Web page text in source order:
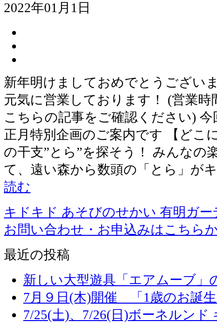
2022年01月1日
新年明けましておめでとうござい
元気に営業しております！ (営業
こちらの記事をご確認ください)
正月特別企画のご案内です 【どこ
の干支”とら”を探そう！ みんなの
て、遠い森から数頭の「とら」が
読む
キドキド あそびのせかい 有明ガー
お問い合わせ・お申込みはこちら
最近の投稿
新しい大型遊具「エアムーブ」
7月９日(木)開催 「1歳のお誕
7/25(土)、7/26(日)ボーネルン